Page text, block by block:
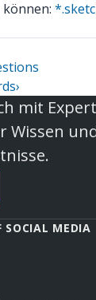
›
mit
Wissen
SOCIAL MEDIA